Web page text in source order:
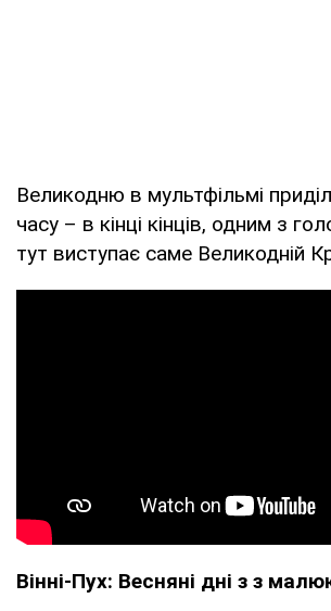
Великодню в мультфільмі
часу – в кінці кінців, одним з
тут виступає саме Великодній
Вінні-Пух: Весняні дні з з